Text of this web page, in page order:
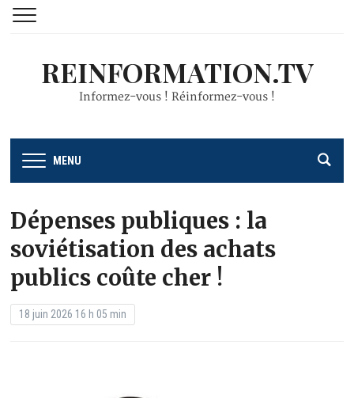
REINFORMATION.TV
Informez-vous ! Réinformez-vous !
MENU
Dépenses publiques : la
soviétisation des achats
publics coûte cher !
18 juin 2026 16 h 05 min